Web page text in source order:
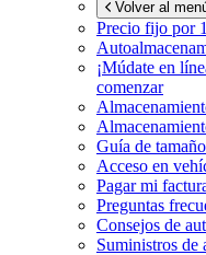
Volver al
Precio fijo por
¡Múdate en
comenzar
Guía de
Acceso en
Pagar mi
Preguntas
Consejos de
Suministros de